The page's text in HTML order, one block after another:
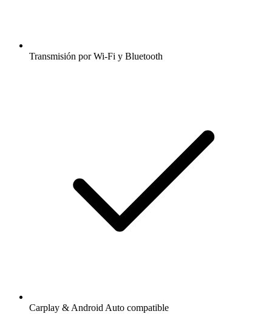
Transmisión por Wi-Fi y Bluetooth
Carplay & Android Auto compatible